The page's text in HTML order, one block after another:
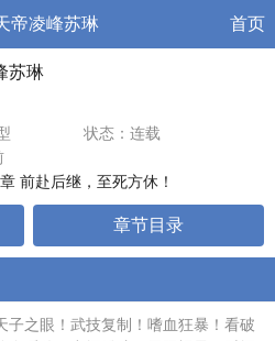
帝凌峰苏琳 首页
苏琳
状态：连载
前赴后继，至死方休！
章节目录
子之眼！武技复制！嗜血狂暴！看破